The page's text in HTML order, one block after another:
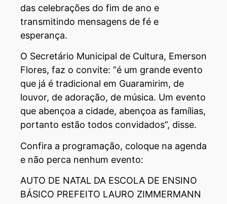
das celebrações do fim de ano e
transmitindo mensagens de fé e
esperança.
O Secretário Municipal de Cultura, Emerson
Flores, faz o convite: “é um grande evento
que já é tradicional em Guaramirim, de
louvor, de adoração, de música. Um evento
que abençoa a cidade, abençoa as famílias,
portanto estão todos convidados”, disse.
Confira a programação, coloque na agenda
e não perca nenhum evento:
AUTO DE NATAL DA ESCOLA DE ENSINO
BÁSICO PREFEITO LAURO ZIMMERMANN